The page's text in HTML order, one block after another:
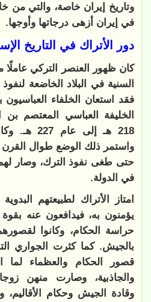
وتاريخ إيران خاصة، والتي من
في إيران أزهى درجاتها وأوجها.
دور الأتراك في التاريخ
كان ظهور العنصر التركي
السنية في البلاد الخاضعة
فقد استعان الخلفاء العباسيون
الخليفة العباسي المعتصم
218 هـ إلى
واستمر ذلك الوضع طوال القرن
حتى طغى نفوذ الترك، وصار
في الدولة.
امتاز الأتراك لطبيعتهم
يؤمنون به، فيدافعون عنه بقوة
حراسة الحكام، وكانوا
بالجيش. كما كثرت الجواري
قصور الحكام والعظماء
والجاذبية، وصارت منهن
وقادة الجيش وحكام